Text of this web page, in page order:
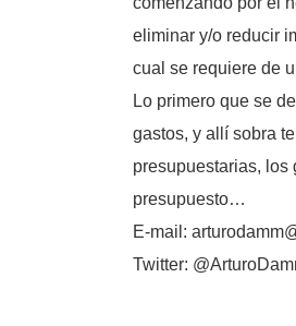
eliminar y/o reducir
cual se requiere de
Lo primero que se
gastos, y allí sobra
presupuestarias, los
presupuesto…
E-mail:
Twitter: